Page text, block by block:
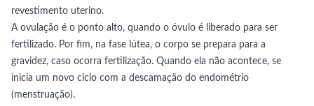
revestimento uterino.
A ovulação é o ponto alto, quando o óvulo é liberado para ser
fertilizado. Por fim, na fase lútea, o corpo se prepara para a
gravidez, caso ocorra fertilização. Quando ela não acontece, se
inicia um novo ciclo com a descamação do endométrio
(menstruação).